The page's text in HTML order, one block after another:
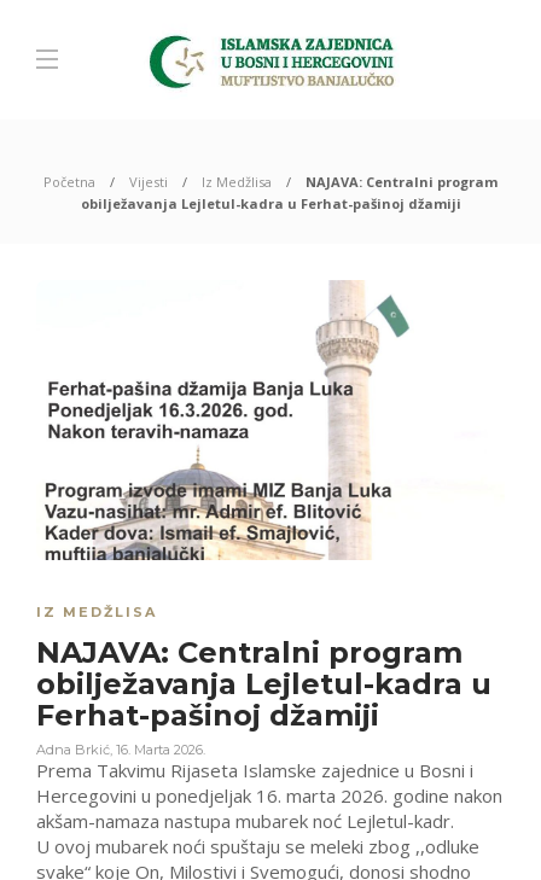
Početna Vijesti Iz Medžlisa
NAJAVA: Centralni program
obilježavanja Lejletul-kadra u Ferhat-pašinoj džamiji
IZ MEDŽLISA
NAJAVA: Centralni program
obilježavanja Lejletul-kadra u
Ferhat-pašinoj džamiji
Adna Brkić 16. Marta 2026.
Prema Takvimu Rijaseta Islamske zajednice u Bosni i
Hercegovini u ponedjeljak 16. marta 2026. godine nakon
akšam-namaza nastupa mubarek noć Lejletul-kadr.
U ovoj mubarek noći spuštaju se meleki zbog ,,odluke
svake“ koje On, Milostivi i Svemogući, donosi shodno